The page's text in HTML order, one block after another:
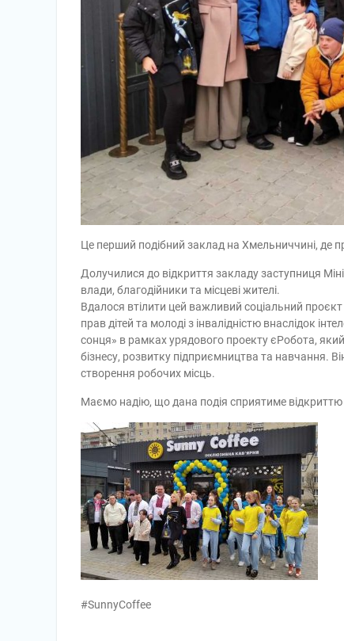
Це перший подібний заклад на Хмельниччині,
Долучилися до відкриття закладу заступниця
влади, благодійники та місцеві жителі.
Вдалося втілити цей важливий соціальний
прав дітей та молоді з інвалідністю внаслідок
сонця» в рамках урядового проекту єРобота,
бізнесу, розвитку підприємництва та навчання.
створення робочих місць.
Маємо надію, що дана подія сприятиме відкриттю
#SunnyCoffee